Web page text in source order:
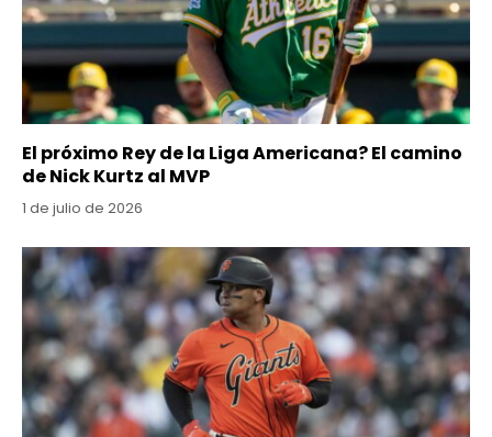
El próximo Rey de la Liga Americana? El camino
de Nick Kurtz al MVP
1 de julio de 2026